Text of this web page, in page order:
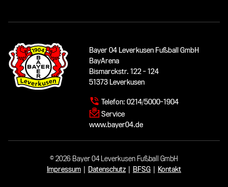
Bayer 04 Leverkusen Fußball GmbH
BayArena
Bismarckstr. 122 - 124
51373 Leverkusen
Telefon: 0214/5000-1904
Service
www.bayer04.de
© 2026 Bayer 04 Leverkusen Fußball GmbH
Impressum
Datenschutz BFSG Kontakt